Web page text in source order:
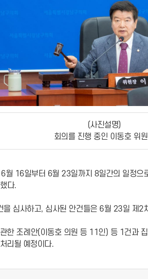
(사진설명)
회의를 진행 중인 이동호 위
월 16일부터 6월 23일까지 8일간의 일정으
다.
심사하고, 심사된 안건들은 6월 23일 제2
한 조례안(이동호 의원 등 11인) 등 1건과
리될 예정이다.